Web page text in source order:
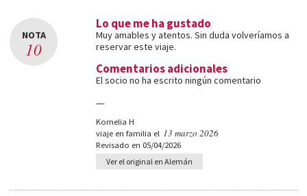
NOTA
10
Lo que me ha gustado
Muy amables y atentos. Sin duda volveríamos a
reservar este viaje.
Comentarios adicionales
El socio no ha escrito ningún comentario
—
Kornelia H
viaje en familia el 13 marzo 2026
Revisado en 05/04/2026
Ver el original en Alemán